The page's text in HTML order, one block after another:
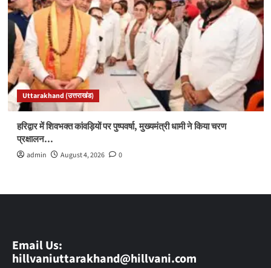
Uttarakhand (उत्तराखंड)
हरिद्वार में शिवभक्त कांवड़ियों पर पुष्पवर्षा, मुख्यमंत्री धामी ने किया चरण
प्रक्षालन…
admin August 4, 2026 0
Email Us:
hillvaniuttarakhand@hillvani.com